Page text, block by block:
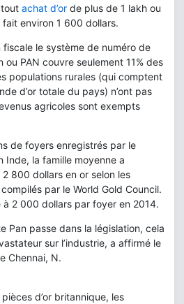
achat d’or de plus de 1 lakh ou
environ 1 600 dollars.
fiscale le système de numéro de
PAN couvre seulement 11% des
populations rurales (qui comptent
d’or totale du pays) n’ont pas
agricoles sont exempts
de foyers enregistrés par le
Inde, la famille moyenne a
800 dollars en or selon les
par le World Gold Council.
à 2 000 dollars par foyer en 2014.
Pan passe dans la législation, cela
sur l’industrie, a affirmé le
Chennai, N.
d’or britannique, les